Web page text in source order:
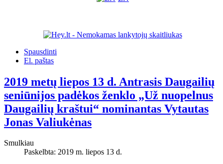
Spausdinti
El. paštas
2019 metų liepos 13 d. Antrasis Daugailių
seniūnijos padėkos ženklo „Už nuopelnus
Daugailių kraštui“ nominantas Vytautas
Jonas Valiukėnas
Smulkiau
Paskelbta: 2019 m. liepos 13 d.